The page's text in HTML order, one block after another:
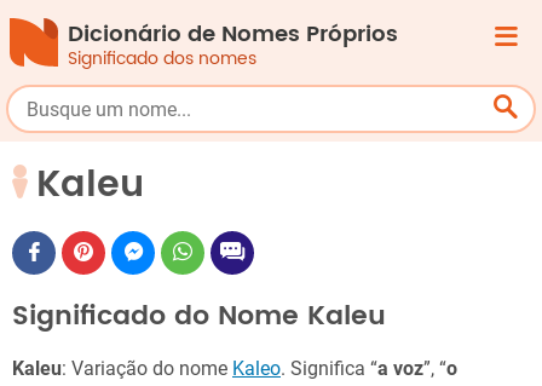
Dicionário de Nomes Próprios
Significado dos nomes
Kaleu
Significado do Nome Kaleu
Kaleu: Variação do nome Kaleo. Significa “a voz”, “o